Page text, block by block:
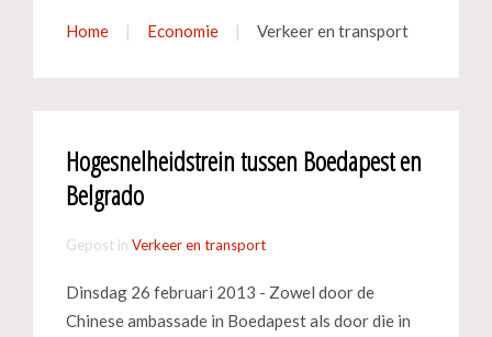
Home Economie Verkeer en transport
Hogesnelheidstrein tussen Boedapest en
Belgrado
Gepost in Verkeer en transport
Dinsdag 26 februari 2013 - Zowel door de
Chinese ambassade in Boedapest als door die in